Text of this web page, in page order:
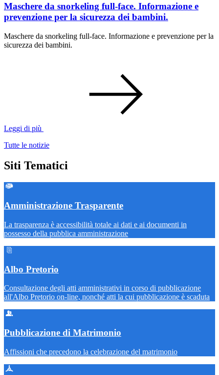
Maschere da snorkeling full-face. Informazione e
prevenzione per la sicurezza dei bambini.
Maschere da snorkeling full-face. Informazione e prevenzione per la
sicurezza dei bambini.
Leggi di più
Tutte le notizie
Siti Tematici
Amministrazione Trasparente
La trasparenza è accessibilità totale ai dati e ai documenti in
possesso della pubblica amministrazione
Albo Pretorio
Consultazione degli atti amministrativi in corso di pubblicazione
all'Albo Pretorio on-line, nonché atti la cui pubblicazione è scaduta
Pubblicazione di Matrimonio
Affissioni che precedono la celebrazione del matrimonio